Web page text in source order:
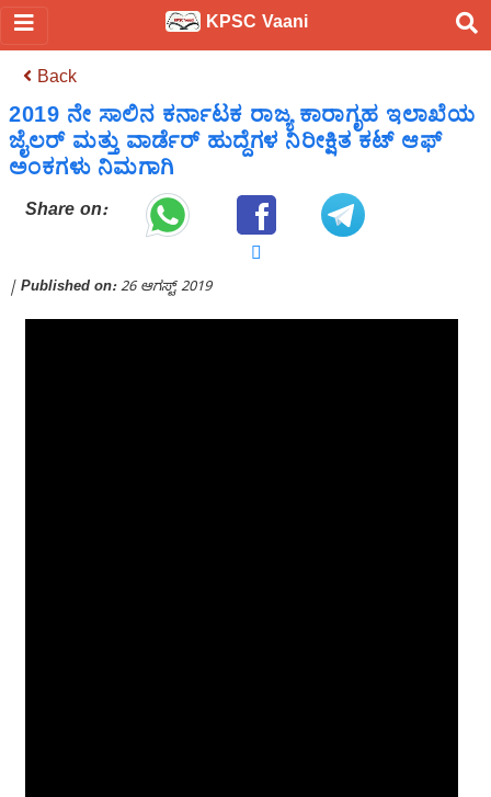
KPSC Vaani
Back
2019 ನೇ ಸಾಲಿನ ಕರ್ನಾಟಕ ರಾಜ್ಯ ಕಾರಾಗೃಹ ಇಲಾಖೆಯ
ಜೈಲರ್ ಮತ್ತು ವಾರ್ಡೆರ್ ಹುದ್ದೆಗಳ ನಿರೀಕ್ಷಿತ ಕಟ್ ಆಫ್
ಅಂಕಗಳು ನಿಮಗಾಗಿ
Share on:
| Published on:26 ಆಗಸ್ಟ್ 2019